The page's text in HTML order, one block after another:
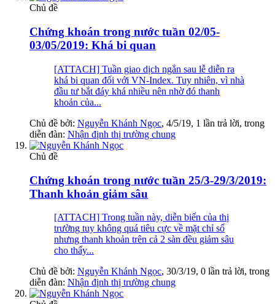
Chủ đề
Chứng khoán trong nước tuần 02/05-
03/05/2019: Khá bi quan
[ATTACH] Tuần giao dịch ngắn sau lễ diễn ra
khá bi quan đối với VN-Index. Tuy nhiên, vì nhà
đầu tư bắt đáy khá nhiều nên nhờ đó thanh
khoản của...
Chủ đề bởi: Nguyễn Khánh Ngọc, 4/5/19, 1 lần trả lời, trong
diễn đàn: Nhận định thị trường chung
Chủ đề
Chứng khoán trong nước tuần 25/3-29/3/2019:
Thanh khoản giảm sâu
[ATTACH] Trong tuần này, diễn biến của thị
trường tuy không quá tiêu cực về mặt chỉ số
nhưng thanh khoản trên cả 2 sàn đều giảm sâu
cho thấy...
Chủ đề bởi: Nguyễn Khánh Ngọc, 30/3/19, 0 lần trả lời, trong
diễn đàn: Nhận định thị trường chung